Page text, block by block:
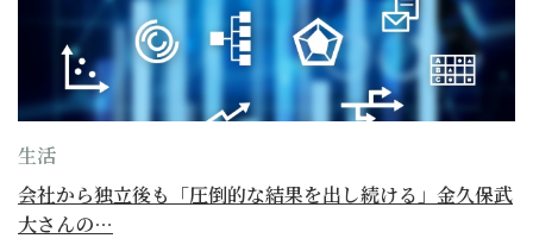
生活
会社から独立後も「圧倒的な結果を出し続ける」金久保武
大さんの…